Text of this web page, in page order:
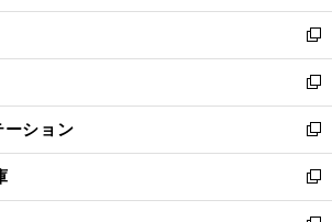
開
く
ウ
で
開
く
ン
ド
ウ
で
開
く
新
し
い
ウ
ィ
ン
ド
ウ
新
し
い
ウ
ィ
ン
ーション
新
し
い
ウ
新
し